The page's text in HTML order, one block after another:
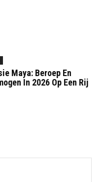
Maya: Beroep En
In 2026 Op Een Rij